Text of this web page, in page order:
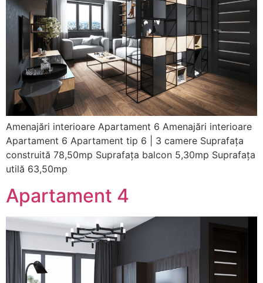
Amenajări interioare Apartament 6 Amenajări interioare
Apartament 6 Apartament tip 6 | 3 camere Suprafața
construită 78,50mp Suprafața balcon 5,30mp Suprafața
utilă 63,50mp
Apartament 4